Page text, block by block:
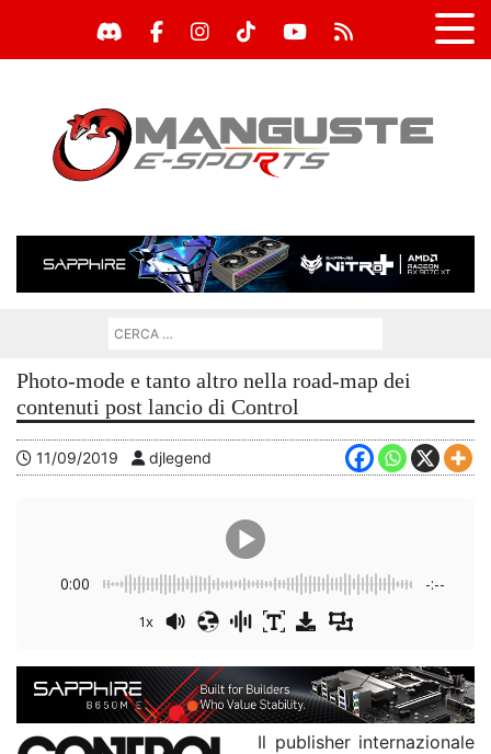
Photo-mode e tanto altro nella road-map dei
contenuti post lancio di Control
11/09/2019 djlegend
0:00 -:--
1x
Il publisher internazionale